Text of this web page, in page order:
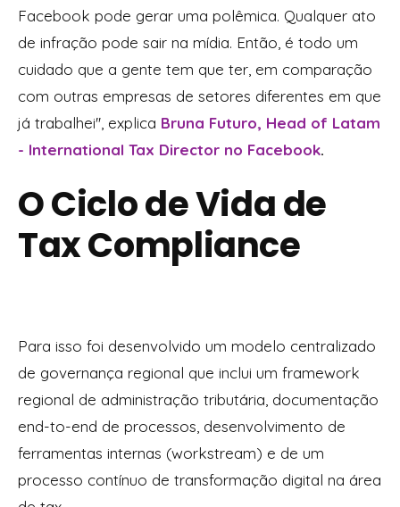
Facebook pode gerar uma polêmica. Qualquer ato
de infração pode sair na mídia. Então, é todo um
cuidado que a gente tem que ter, em comparação
com outras empresas de setores diferentes em que
já trabalhei'', explica Bruna Futuro, Head of Latam
- International Tax Director no Facebook.
O Ciclo de Vida de
Tax Compliance
Para isso foi desenvolvido um modelo centralizado
de governança regional que inclui um framework
regional de administração tributária, documentação
end-to-end de processos, desenvolvimento de
ferramentas internas (workstream) e de um
processo contínuo de transformação digital na área